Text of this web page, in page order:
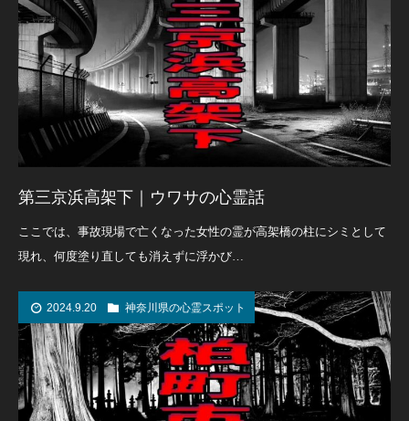
第三京浜高架下｜ウワサの心霊話
ここでは、事故現場で亡くなった女性の霊が高架橋の柱にシミとして
現れ、何度塗り直しても消えずに浮かび…
2024.9.20 神奈川県の心霊スポット